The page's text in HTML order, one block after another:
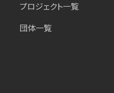
プロジェクト一覧
団体一覧